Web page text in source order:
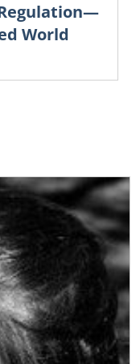
World